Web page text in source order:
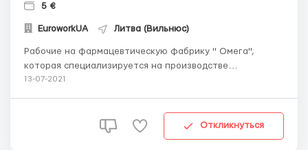
5 €
EuroworkUA Литва (Вильнюс)
Рабочие на фармацевтическую фабрику " Омега",
которая специализируется на производстве
одноразовых расходных материалов для лабораторий,
устройств в Литву город Вильнюс Требования: мужчины,
13-07-2021
Откликнуться